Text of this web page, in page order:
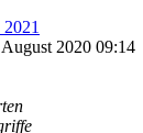
2020 09:14